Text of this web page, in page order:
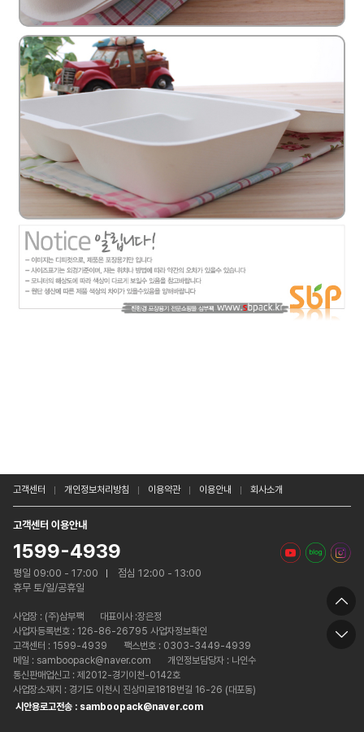
고객센터 개인정보처리방침 이용약관 이용안내 회사소개
고객센터 이용안내
1599-4939
평일 09:00 - 17:00
점심 12:00 - 13:00
휴무 토/일/공휴일
사업장 : (주)삼부팩
대표이사 :장은정
사업자등록번호 : 126-86-26795 사업자정보확인
고객센터 : 1599-4939
팩스번호 : 0303-3449-4939
메일 : samboopack@naver.com
개인정보담당자 : 나인수
통신판매업신고 : 제2012-경기이천-0142호
사업장소재지 : 경기도 이천시 진상미로1818번길 16-26 (대포동)
시안용로고전송 : samboopack@naver.com